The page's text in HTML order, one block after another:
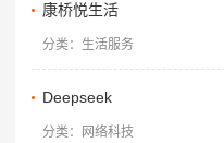
康桥悦生活
分类：生活服务
Deepseek
分类：网络科技